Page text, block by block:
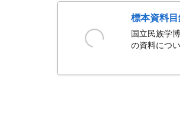
標本資料
国立民族学
の資料につい